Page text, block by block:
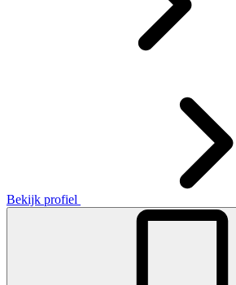
Bekijk profiel